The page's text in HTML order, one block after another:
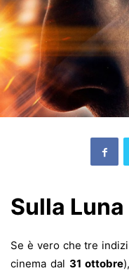
Sulla
Se è vero che tre
cinema dal 31 ottobre